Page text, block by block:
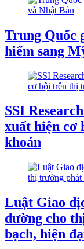
Trung Quốc
hiếm sang
SSI
xuất hiện cơ
khoán
Luật Giao
đường cho
bạch, hiện